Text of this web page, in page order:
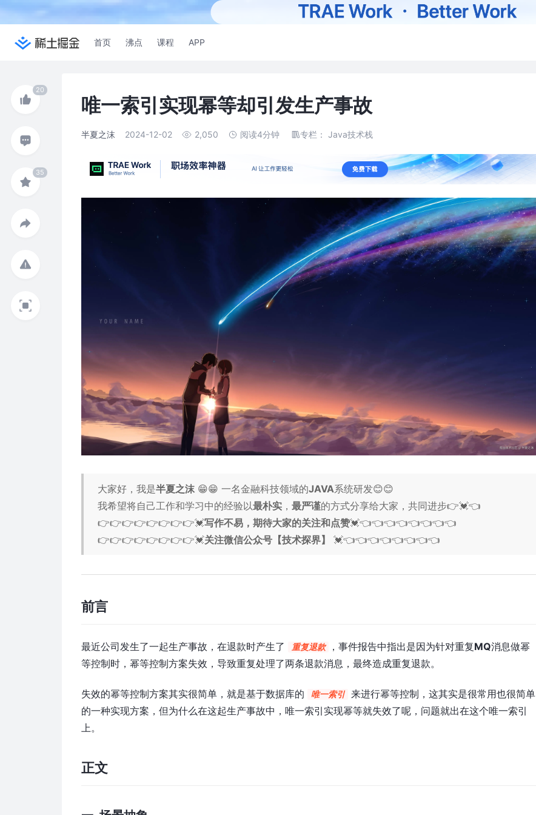
首页 沸点 课程 APP
唯一索引实现幂等却引发生产事故
半夏之沫 2024-12-02 2,050 阅读4分钟 专栏：Java技术栈
大家好，我是半夏之沫 😁😁 一名金融科技领域的JAVA系统研发😊😊
我希望将自己工作和学习中的经验以最朴实 ，最严谨的方式分享给大家，共同进步👉💓👈
👉👉👉👉👉👉👉👉💓写作不易，期待大家的关注和点赞💓👈👈👈👈👈👈👈👈
👉👉👉👉👉👉👉👉💓关注微信公众号【技术探界】 💓👈👈👈👈👈👈👈👈
前言
最近公司发生了一起生产事故，在退款时产生了 重复退款 ，事件报告中指出是因为针对重复MQ消息做幂
等控制时，幂等控制方案失效，导致重复处理了两条退款消息，最终造成重复退款。
失效的幂等控制方案其实很简单，就是基于数据库的 唯一索引
来进行幂等控制，这其实是很常用也很简单
的一种实现方案，但为什么在这起生产事故中，唯一索引实现幂等就失效了呢，问题就出在这个唯一索引
上。
正文